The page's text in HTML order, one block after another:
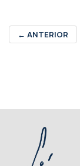
← ANTERIOR